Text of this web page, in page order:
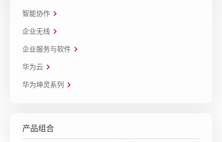
智能协作
企业无线
企业服务与软件
华为云
华为坤灵系列
产品组合